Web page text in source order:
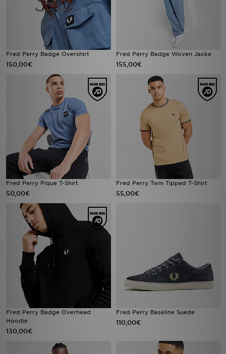
Fred Perry Badge Overshirt
150,00€
Fred Perry Badge Woven Jacke
155,00€
Fred Perry Pique T-Shirt
50,00€
Fred Perry Twin Tipped T-Shirt
55,00€
Fred Perry Badge Overhead
Hoodie
130,00€
Fred Perry Baseline Suede
110,00€